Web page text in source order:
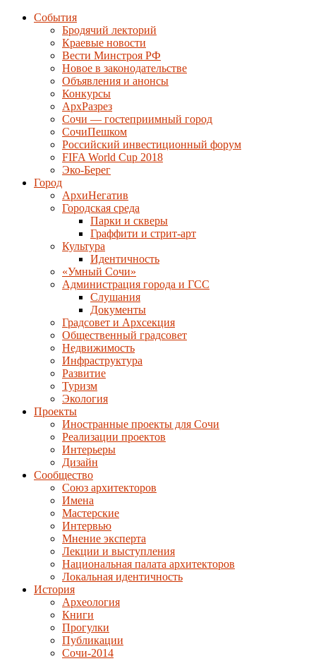
События
Бродячий лекторий
Краевые новости
Вести Минстроя РФ
Новое в законодательстве
Объявления и анонсы
Конкурсы
АрхРазрез
Сочи — гостеприимный город
СочиПешком
Российский инвестиционный форум
FIFA World Cup 2018
Эко-Берег
Город
АрхиНегатив
Городская среда
Парки и скверы
Граффити и стрит-арт
Культура
Идентичность
«Умный Сочи»
Администрация города и ГСС
Слушания
Документы
Градсовет и Архсекция
Общественный градсовет
Недвижимость
Инфраструктура
Развитие
Туризм
Экология
Проекты
Иностранные проекты для Сочи
Реализации проектов
Интерьеры
Дизайн
Сообщество
Союз архитекторов
Имена
Мастерские
Интервью
Мнение эксперта
Лекции и выступления
Национальная палата архитекторов
Локальная идентичность
История
Археология
Книги
Прогулки
Публикации
Сочи-2014